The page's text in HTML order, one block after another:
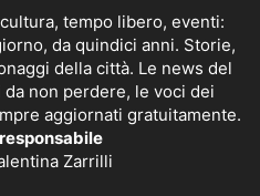
tempo libero, eventi:
da quindici anni. Storie,
della città. Le news del
non perdere, le voci dei
aggiornati gratuitamente.
Zarrilli